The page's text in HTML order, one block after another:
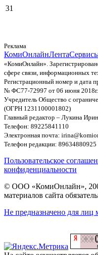
31
Реклама
КомиОнлайнЛента
«КомиОнлайн».
сфере связи, информационных
Регистрационный номер и дата
№ ФС77-72997 от 06 июня 2018г.
Учредитель Общество с
(ОГРН 1231100001802)
Главный редактор – Лукина
Телефон: 89225841110
Электронная почта:
Телефон редакции: 89634880925
Пользовательское
конфиденциальности
© ООО «КомиОнлайн»,
материалов сайта
Не предназначено для лиц